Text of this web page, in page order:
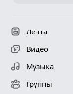
Лента
Видео
Музыка
Группы